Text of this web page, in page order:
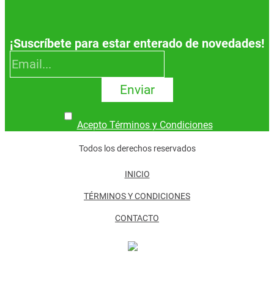
¡Suscríbete para estar enterado de novedades!
Enviar
Acepto Términos y Condiciones
Todos los derechos reservados
INICIO
TÉRMINOS Y CONDICIONES
CONTACTO